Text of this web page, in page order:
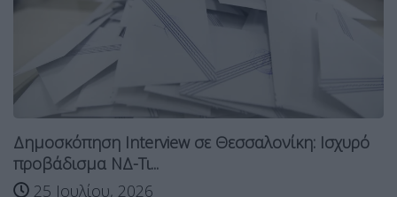
Δημοσκόπηση Interview σε Θεσσαλονίκη: Ισχυρό
προβάδισμα ΝΔ-Τι...
25 Ιουλίου, 2026